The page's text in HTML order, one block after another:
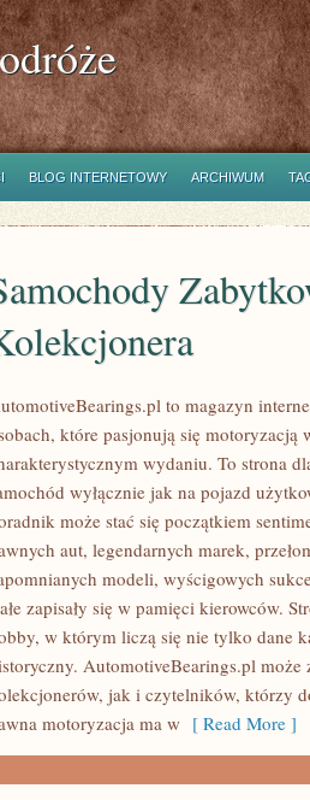
BLOG INTERNETOWY ARCHIWUM
to magazyn
które pasjonują się motoryzacją
wydaniu. To strona
wyłącznie jak na pojazd
może stać się początkiem
aut, legendarnych marek,
modeli, wyścigowych
zapisały się w pamięci kierowców.
w którym liczą się nie tylko dane
AutomotiveBearings.pl może
jak i czytelników, którzy
motoryzacja ma w [ Read More ]